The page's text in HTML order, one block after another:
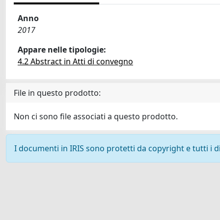
Anno
2017
Appare nelle tipologie:
4.2 Abstract in Atti di convegno
File in questo prodotto:
Non ci sono file associati a questo prodotto.
I documenti in IRIS sono protetti da copyright e tutti i